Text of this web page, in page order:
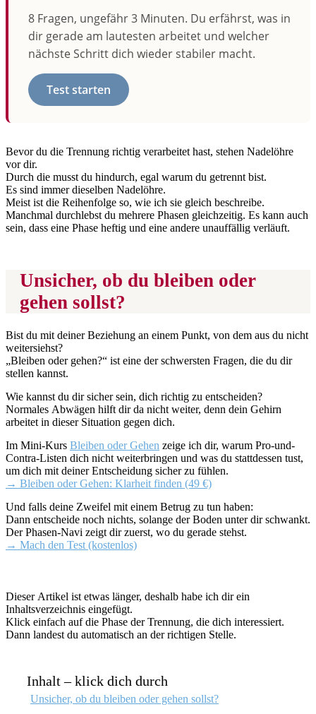
8 Fragen, ungefähr 3 Minuten. Du erfährst, was in
dir gerade am lautesten arbeitet und welcher
nächste Schritt dich wieder stabiler macht.
Test starten
Bevor du die Trennung richtig verarbeitet hast, stehen Nadelöhre
vor dir.
Durch die musst du hindurch, egal warum du getrennt bist.
Es sind immer dieselben Nadelöhre.
Meist ist die Reihenfolge so, wie ich sie gleich beschreibe.
Manchmal durchlebst du mehrere Phasen gleichzeitig. Es kann auch
sein, dass eine Phase heftig und eine andere unauffällig verläuft.
Unsicher, ob du bleiben oder
gehen sollst?
Bist du mit deiner Beziehung an einem Punkt, von dem aus du nicht
weitersiehst?
„Bleiben oder gehen?“ ist eine der schwersten Fragen, die du dir
stellen kannst.
Wie kannst du dir sicher sein, dich richtig zu entscheiden?
Normales Abwägen hilft dir da nicht weiter, denn dein Gehirn
arbeitet in dieser Situation gegen dich.
Im Mini-Kurs Bleiben oder Gehen zeige ich dir, warum Pro-und-
Contra-Listen dich nicht weiterbringen und was du stattdessen tust,
um dich mit deiner Entscheidung sicher zu fühlen.
→ Bleiben oder Gehen: Klarheit finden (49 €)
Und falls deine Zweifel mit einem Betrug zu tun haben:
Dann entscheide noch nichts, solange der Boden unter dir schwankt.
Der Phasen-Navi zeigt dir zuerst, wo du gerade stehst.
→ Mach den Test (kostenlos)
Dieser Artikel ist etwas länger, deshalb habe ich dir ein
Inhaltsverzeichnis eingefügt.
Klick einfach auf die Phase der Trennung, die dich interessiert.
Dann landest du automatisch an der richtigen Stelle.
Inhalt – klick dich durch
Unsicher, ob du bleiben oder gehen sollst?